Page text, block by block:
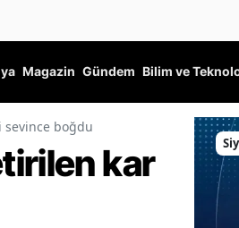
Magazin Gündem Bilim ve
boğdu
kar